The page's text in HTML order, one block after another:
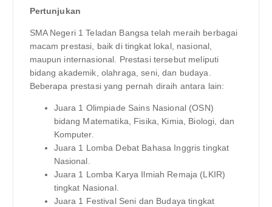
Pertunjukan
SMA Negeri 1 Teladan Bangsa telah meraih berbagai
macam prestasi, baik di tingkat lokal, nasional,
maupun internasional. Prestasi tersebut meliputi
bidang akademik, olahraga, seni, dan budaya.
Beberapa prestasi yang pernah diraih antara lain:
Juara 1 Olimpiade Sains Nasional (OSN)
bidang Matematika, Fisika, Kimia, Biologi, dan
Komputer.
Juara 1 Lomba Debat Bahasa Inggris tingkat
Nasional.
Juara 1 Lomba Karya Ilmiah Remaja (LKIR)
tingkat Nasional.
Juara 1 Festival Seni dan Budaya tingkat